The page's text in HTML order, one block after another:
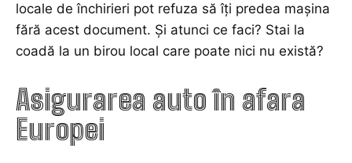
locale de închirieri pot refuza să îți predea mașina
fără acest document. Și atunci ce faci? Stai la
coadă la un birou local care poate nici nu există?
Asigurarea auto în afara
Europei